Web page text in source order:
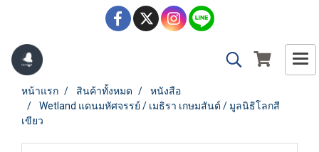
หน้าแรก สินค้าทั้งหมด
หนังสือ
Wetland แดนมหัศจรรย์ / เมธิรา เกษมสันต์ / มูลนิธิโลกสี
เขียว